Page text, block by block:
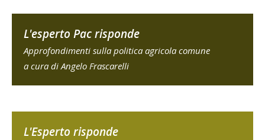
L'esperto Pac risponde
Approfondimenti sulla politica agricola comune
a cura di Angelo Frascarelli
L'Esperto risponde